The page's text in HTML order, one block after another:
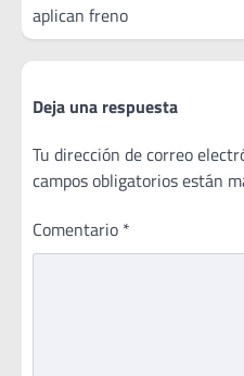
entradas
aplican freno
Deja una respuesta
Tu dirección de correo
campos obligatorios están
Comentario *